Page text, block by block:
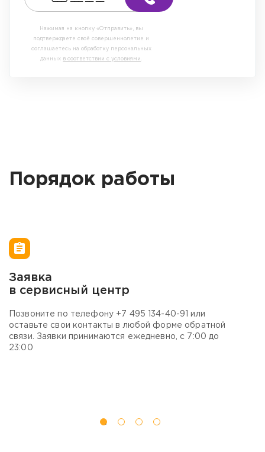
Нажимая на кнопку «Отправить», вы
подтверждаете своё совершеннолетие и
соглашаетесь на обработку персональных
данных в соответствии с условиями
Порядок работы
Заявка
в сервисный центр
Позвоните по телефону +7 495 134-40-91 или
оставьте свои контакты в любой форме обратной
связи. Заявки принимаются ежедневно, с 7:00 до
23:00